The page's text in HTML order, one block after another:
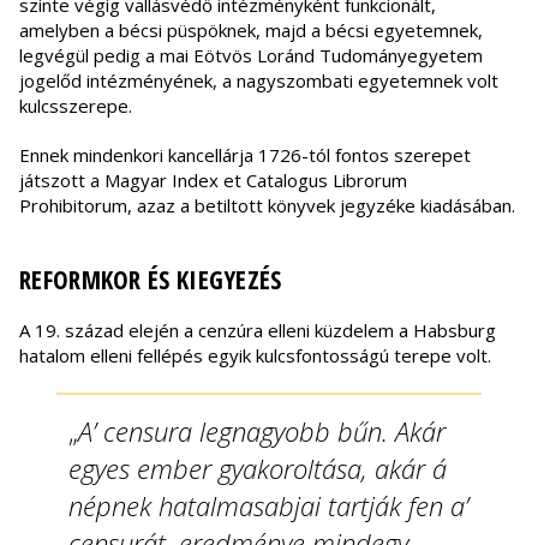
szinte végig vallásvédő intézményként funkcionált,
amelyben a bécsi püspöknek, majd a bécsi egyetemnek,
legvégül pedig a mai Eötvös Loránd Tudományegyetem
jogelőd intézményének, a nagyszombati egyetemnek volt
kulcsszerepe.
Ennek mindenkori kancellárja 1726-tól fontos szerepet
játszott a Magyar Index et Catalogus Librorum
Prohibitorum, azaz a betiltott könyvek jegyzéke kiadásában.
REFORMKOR ÉS KIEGYEZÉS
A 19. század elején a cenzúra elleni küzdelem a Habsburg
hatalom elleni fellépés egyik kulcsfontosságú terepe volt.
„A’ censura legnagyobb bűn. Akár
egyes ember gyakoroltása, akár á
népnek hatalmasabjai tartják fen a’